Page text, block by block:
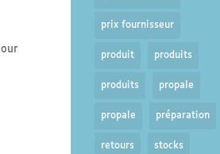
prix fournisseur
produit produits
produits propale
propale préparation
retours stocks